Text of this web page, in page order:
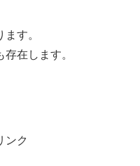
す。
在します。
ンク